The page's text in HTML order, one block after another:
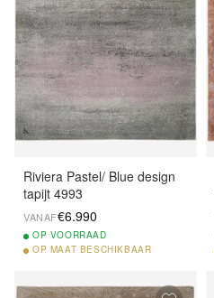
Riviera Pastel/ Blue design
tapijt 4993
VANAF€6.990
OP VOORRAAD
OP MAAT BESCHIKBAAR